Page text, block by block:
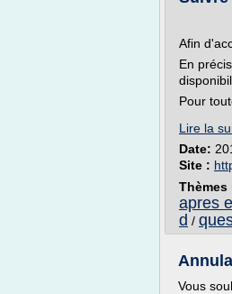
Afin
En
Pour
Lire la
Date:
Site :
Thèmes
apres
d /
Vous